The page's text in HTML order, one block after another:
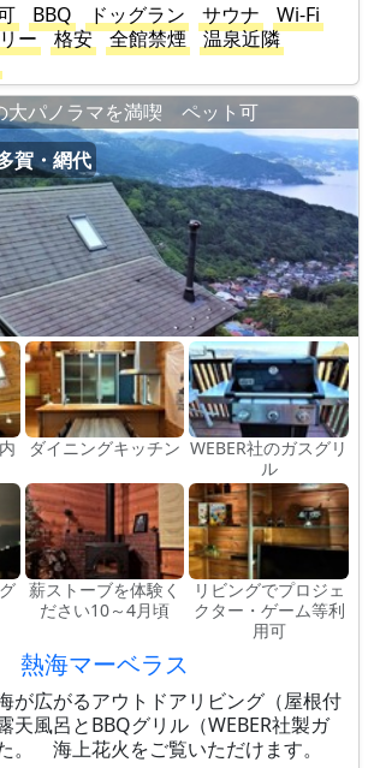
BBQ ドッグラン サウナ
Wi-Fi
ー
格安 全館禁煙
温泉近隣
大パノラマを満喫 ペット可
賀・網代
ダイニングキッチン WEBER社のガスグリ
ル
薪ストーブを体験く
ださい10～4月頃
リビングでプロジェ
クター・ゲーム等利
用可
熱海マーベラス
が広がるアウトドアリビング（屋根付
天風呂とBBQグリル（WEBER社製ガ
。 海上花火をご覧いただけます。